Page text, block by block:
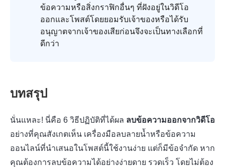
ข้อความหรือสิ่งกราฟิกอื่นๆ ที่ฝังอยู่ในวิดีโอ
ออกและโพสต์โดยยอมรับเจ้าของหรือได้รับ
อนุญาตจากเจ้าของเสียก่อนจึงจะเป็นทางเลือกที่
ดีกว่า
บทสรุป
นั่นแหละ! นี่คือ 6 วิธีปฏิบัติที่ได้ผล ลบข้อความออกจากวิดีโอ
อย่างที่คุณสังเกตเห็น เครื่องมือลบลายน้ำหรือข้อความ
ออนไลน์ที่นำเสนอในโพสต์นี้ใช้งานง่าย แต่ก็มีข้อจำกัด หาก
คุณต้องการลบข้อความได้อย่างง่ายดาย รวดเร็ว โดยไม่ต้อง